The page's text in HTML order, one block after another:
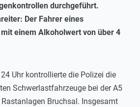
durchgeführt.
Der Fahrer eines
einem Alkoholwert von über 4
Uhr kontrollierte die Polizei die
Schwerlastfahrzeuge bei der A5
Bruchsal. Insgesamt